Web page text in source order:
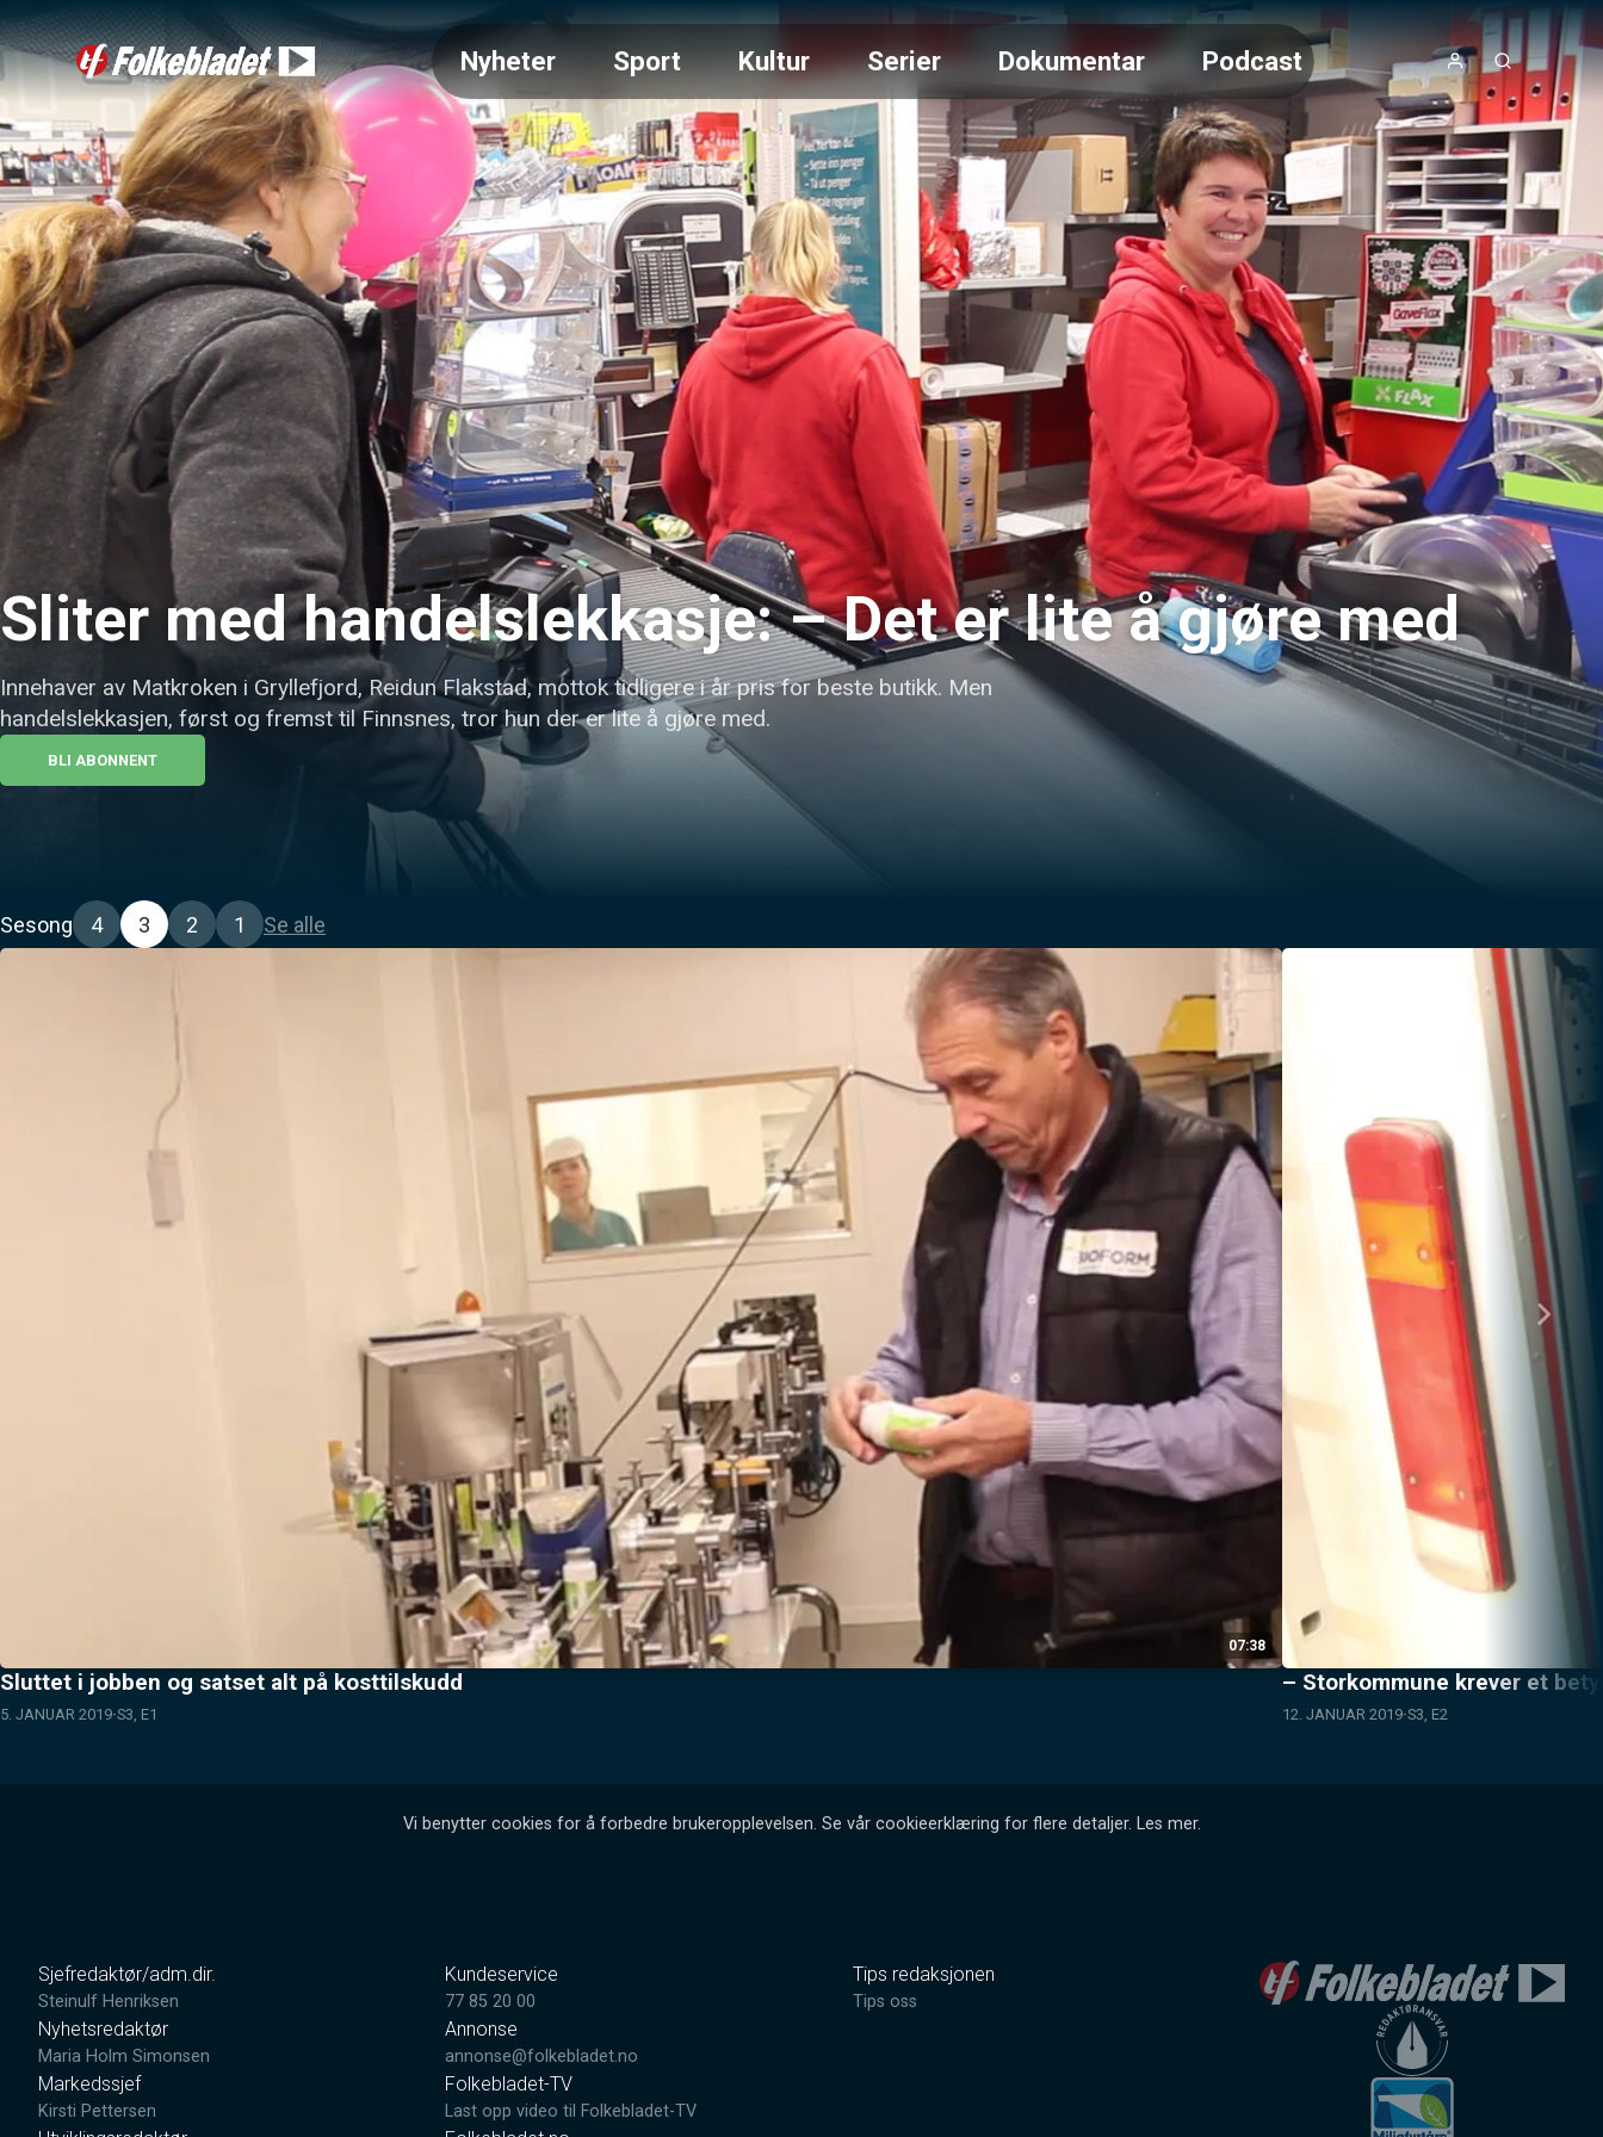
Nyheter Sport Kultur Serier Dokumentar Podcast
Sliter med handelslekkasje: – Det er lite å gjøre med
Innehaver av Matkroken i Gryllefjord, Reidun Flakstad, mottok tidligere i år pris for beste butikk. Men
handelslekkasjen, først og fremst til Finnsnes, tror hun der er lite å gjøre med.
BLI ABONNENT
Sesong 4 3 2 1 Se alle
07:38
Sluttet i jobben og satset alt på kosttilskudd
5. JANUAR 2019 S3, E1
– Storkommune krever et
12. JANUAR 2019 S3, E2
Vi benytter cookies for å forbedre brukeropplevelsen. Se vår cookieerklæring for flere detaljer. Les mer.
Sjefredaktør/adm.dir.
Steinulf Henriksen
Nyhetsredaktør
Maria Holm Simonsen
Markedssjef
Kirsti Pettersen
Kundeservice
77 85 20 00
Annonse
annonse@folkebladet.no
Folkebladet-TV
Last opp video til Folkebladet-TV
Tips redaksjonen
Tips oss